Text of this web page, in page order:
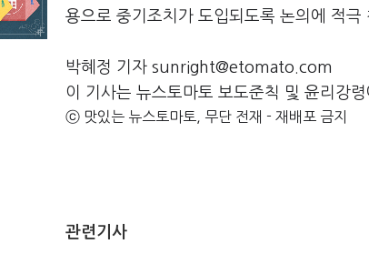
용으로 중기조치가 도입되도록 논의에 적극
박혜정 기자 sunright@etomato.com
이 기사는 뉴스토마토 보도준칙 및 윤리강
ⓒ 맛있는 뉴스토마토, 무단 전재 - 재배포 금지
관련기사